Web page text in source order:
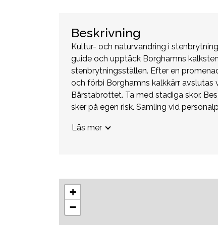
Beskrivning
Kultur- och naturvandring i
guide och upptäck Borghamns
stenbrytningsställen. Efter en
och förbi Borghamns kalkkärr avslutas
Bårstabrottet. Ta med stadiga skor.
sker på egen risk. Samling vid
Läs mer
+
−